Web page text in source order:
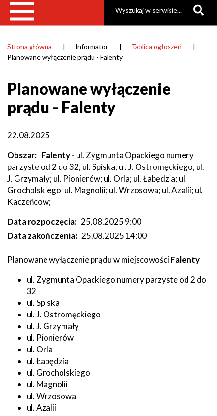
Ścieżka
Strona główna Informator
Tablica ogłoszeń
Planowane wyłączenie prądu - Falenty
Planowane wyłączenie
prądu - Falenty
22.08.2025
Obszar
Falenty - ul. Zygmunta Opackiego numery
parzyste od 2 do 32; ul. Spiska; ul. J. Ostromęckiego; ul.
J. Grzymały; ul. Pionierów; ul. Orla; ul. Łabędzia; ul.
Grocholskiego; ul. Magnolii; ul. Wrzosowa; ul. Azalii; ul.
Kaczeńcow;
Data rozpoczęcia
25.08.2025 9:00
Data zakończenia
25.08.2025 14:00
Planowane wyłączenie prądu w miejscowościFalenty
ul. Zygmunta Opackiego numery parzyste od 2 do
32
ul. Spiska
ul. J. Ostromęckiego
ul. J. Grzymały
ul. Pionierów
ul. Orla
ul. Łabędzia
ul. Grocholskiego
ul. Magnolii
ul. Wrzosowa
ul. Azalii